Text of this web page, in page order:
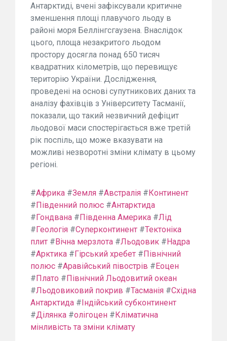
Антарктиді, вчені зафіксували критичне
зменшення площі плавучого льоду в
районі моря Беллінгсгаузена. Внаслідок
цього, площа незакритого льодом
простору досягла понад 650 тисяч
квадратних кілометрів, що перевищує
територію України. Дослідження,
проведені на основі супутникових даних та
аналізу фахівців з Університету Тасманії,
показали, що такий незвичний дефіцит
льодової маси спостерігається вже третій
рік поспіль, що може вказувати на
можливі незворотні зміни клімату в цьому
регіоні.
#Африка #Земля #Австралія # Континент
# Південний полюс #Антарктида
# Гондвана # Південна Америка #Лід
# Геологія #Суперконтинент #Тектоніка
плит # Вічна мерзлота #Льодовик # Надра
#Арктика # Гірський хребет # Північний
полюс #Аравійський півострів # Еоцен
# Плато # Північний Льодовитий океан
#Льодовиковий покрив #Тасманія #Східна
Антарктида # Індійський субконтинент
#Ділянка #олігоцен # Кліматична
мінливість та зміни клімату